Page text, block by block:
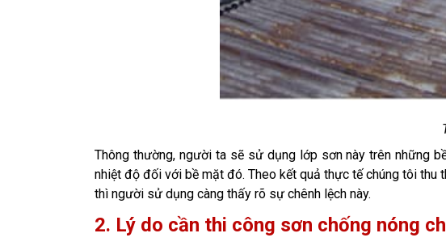
Thông thường, người ta sẽ sử dụng lớp sơn này trên những
nhiệt độ đối với bề mặt đó. Theo kết quả thực tế chúng tôi
thì người sử dụng càng thấy rõ sự chênh lệch này.
2. Lý do cần thi công sơn chống nóng